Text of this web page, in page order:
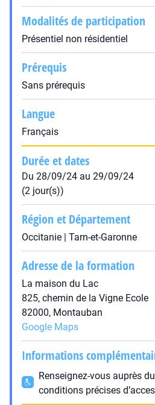
Modalités de participation
Présentiel non résidentiel
Prérequis
Sans prérequis
Langue
Français
Durée et dates
Du 28/09/24 au 29/09/24
(2 jour(s))
Région et Département
Occitanie | Tarn-et-Garonne
Adresse de la formation
La maison du Lac
825, chemin de la Vigne Ecole
82000, Montauban
Google Maps
Informations
Renseignez-vous auprès
conditions précises